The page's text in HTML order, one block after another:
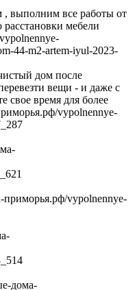
выполним все работы от
мебели
44-m2-artem-iyul-2023-
дом после
вещи - и даже с
время для более
vypolnennye-
приморья.рф/vypolnennye-
дома-